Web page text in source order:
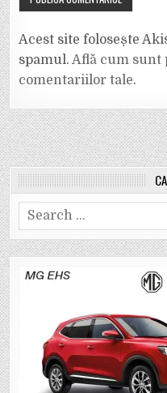
Acest site folosește
spamul. Află cum sunt
comentariilor tale.
Search
for: